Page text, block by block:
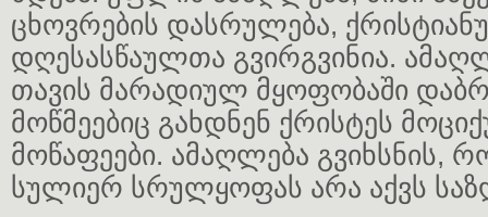
ცხოვრების დასრულება,
დღესასწაულთა გვირგვინია.
თავის მარადიულ მყოფობაში
მოწმეებიც გახდნენ ქრისტეს
მოწაფეები. ამაღლება გვიხსნის,
სულიერ სრულყოფას არა აქვს